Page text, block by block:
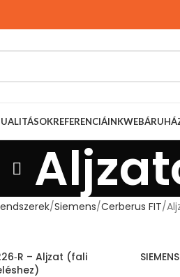
REFERENCIÁINK
Siemens Cerberus FIT
– Aljzat (fali